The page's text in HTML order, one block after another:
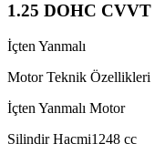
1.25 DOHC CVVT
İçten Yanmalı
Motor Teknik Özellikleri
İçten Yanmalı Motor
Silindir Hacmi1248 cc